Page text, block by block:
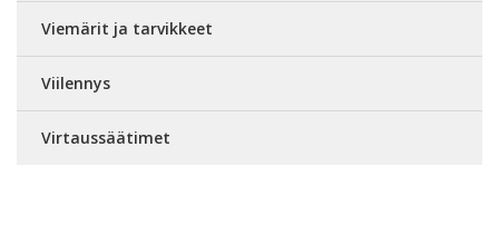
Viemärit ja tarvikkeet
Viilennys
Virtaussäätimet